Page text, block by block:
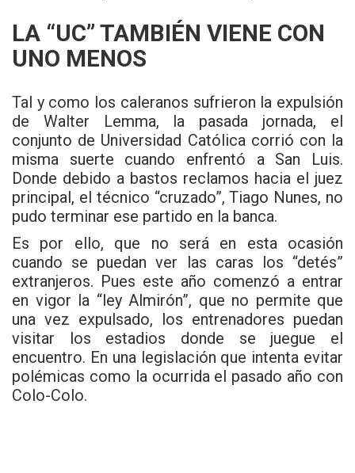
LA “UC” TAMBIÉN VIENE CON
UNO MENOS
Tal y como los caleranos sufrieron la expulsión
de Walter Lemma, la pasada jornada, el
conjunto de Universidad Católica corrió con la
misma suerte cuando enfrentó a San Luis.
Donde debido a bastos reclamos hacia el juez
principal, el técnico “cruzado”, Tiago Nunes, no
pudo terminar ese partido en la banca.
Es por ello, que no será en esta ocasión
cuando se puedan ver las caras los “detés”
extranjeros. Pues este año comenzó a entrar
en vigor la “ley Almirón”, que no permite que
una vez expulsado, los entrenadores puedan
visitar los estadios donde se juegue el
encuentro. En una legislación que intenta evitar
polémicas como la ocurrida el pasado año con
Colo-Colo.